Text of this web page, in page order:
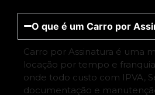
O que é um Carro por
Carro por Assinatura é uma
locação por tempo e
onde todo custo com IPVA,
documentação e